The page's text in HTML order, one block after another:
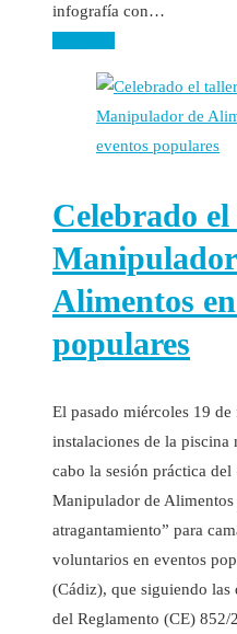
infografía con…
Celebrado
Alimentos
populares
El pasado miércoles 19 de
instalaciones de la piscina
cabo la sesión práctica del
Manipulador de Alimentos
atragantamiento” para
voluntarios en eventos
(Cádiz), que siguiendo las
del Reglamento (CE) 852/